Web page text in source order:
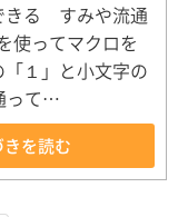
きる すみや流通
使ってマクロを
１」と小文字の
って…
きを読む